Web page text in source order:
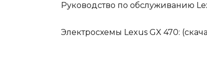
Руководство по обслуживанию
Электросхемы Lexus GX 470: